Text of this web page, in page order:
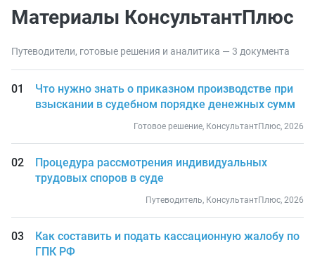
Материалы КонсультантПлюс
Путеводители, готовые решения и аналитика — 3 документа
Что нужно знать о приказном производстве при
взыскании в судебном порядке денежных сумм
Готовое решение, КонсультантПлюс, 2026
Процедура рассмотрения индивидуальных
трудовых споров в суде
Путеводитель, КонсультантПлюс, 2026
Как составить и подать кассационную жалобу по
ГПК РФ